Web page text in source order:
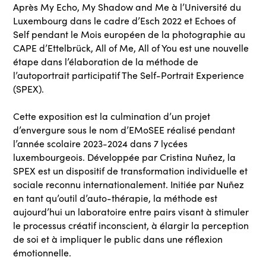
Après My Echo, My Shadow and Me à l’Université du
Luxembourg dans le cadre d’Esch 2022 et Echoes of
Self pendant le Mois européen de la photographie au
CAPE d’Ettelbrück, All of Me, All of You est une nouvelle
étape dans l’élaboration de la méthode de
l’autoportrait participatif The Self-Portrait Experience
(SPEX).
Cette exposition est la culmination d’un projet
d’envergure sous le nom d’EMoSEE réalisé pendant
l’année scolaire 2023-2024 dans 7 lycées
luxembourgeois. Développée par Cristina Nuñez, la
SPEX est un dispositif de transformation individuelle et
sociale reconnu internationalement. Initiée par Nuñez
en tant qu’outil d’auto-thérapie, la méthode est
aujourd’hui un laboratoire entre pairs visant à stimuler
le processus créatif inconscient, à élargir la perception
de soi et à impliquer le public dans une réflexion
émotionnelle.